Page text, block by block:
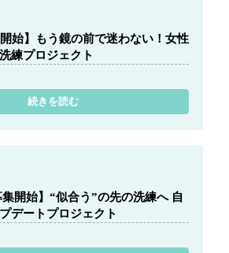
開始】もう鏡の前で迷わない！女性
練プロジェクト
続きを読む
集開始】“似合う”の先の洗練へ 自
デートプロジェクト